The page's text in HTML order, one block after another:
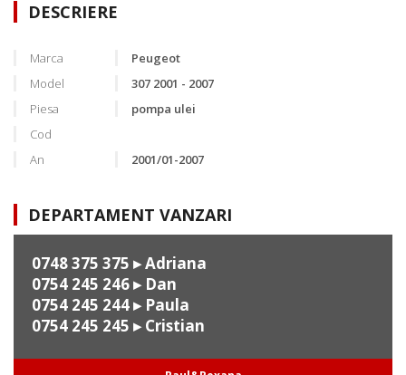
DESCRIERE
Marca
Peugeot
Model
307 2001 - 2007
Piesa
pompa ulei
Cod
An
2001/01-2007
DEPARTAMENT VANZARI
0748 375 375 ▸ Adriana
0754 245 246▸ Dan
0754 245 244▸ Paula
0754 245 245 ▸ Cristian